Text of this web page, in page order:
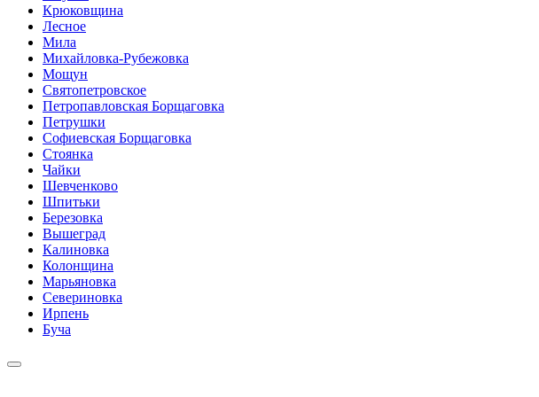
Крюковщина
Лесное
Мила
Михайловка-Рубежовка
Мощун
Святопетровское
Петропавловская Борщаговка
Петрушки
Софиевская Борщаговка
Стоянка
Чайки
Шевченково
Шпитьки
Березовка
Вышеград
Калиновка
Колонщина
Марьяновка
Севериновка
Ирпень
Буча